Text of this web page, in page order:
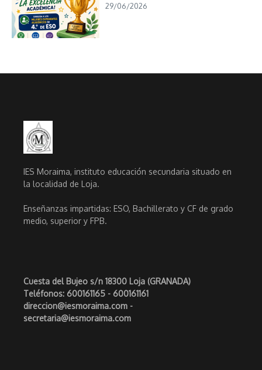
29/06/2026
IES Moraima, instituto educación secundaria situado en
la localidad de Loja.
Enseñanzas impartidas: ESO, Bachillerato y CF de grado
medio, superior y FPB.
Cuesta del Bujeo s/n 18300 Loja (GRANADA)
Teléfonos: 600161165 - 600161161
direccion@iesmoraima.com -
secretaria@iesmoraima.com